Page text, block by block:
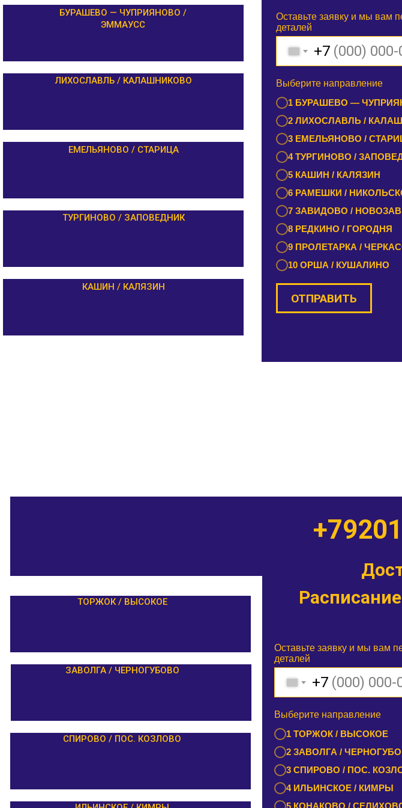
Оставьте заявку и мы вам
деталей
+7
Выберите направление
1 БУРАШЕВО —
2 ЛИХОСЛАВЛЬ /
3 ЕМЕЛЬЯНОВО /
4 ТУРГИНОВО /
5 КАШИН / КАЛЯЗИН
6 РАМЕШКИ /
7 ЗАВИДОВО /
8 РЕДКИНО / ГОРОДНЯ
9 ПРОЛЕТАРКА /
10 ОРША / КУШАЛИНО
ОТПРАВИТЬ
ЛИХОСЛАВЛЬ / КАЛАШНИКОВО
ЕМЕЛЬЯНОВО / СТАРИЦА
ТУРГИНОВО / ЗАПОВЕДНИК
КАШИН / КАЛЯЗИН
БУРАШЕВО — ЧУПРИЯНОВО /
ЭММАУСС
ТОРЖОК / ВЫСОКОЕ
ЗАВОЛГА / ЧЕРНОГУБОВО
СПИРОВО / ПОС. КОЗЛОВО
Оставьте заявку и мы вам
деталей
+7
Выберите направление
1 ТОРЖОК / ВЫСОКОЕ
2 ЗАВОЛГА /
3 СПИРОВО / ПОС.
4 ИЛЬИНСКОЕ / КИМРЫ